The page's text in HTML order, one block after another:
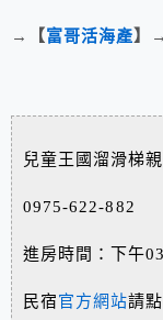
→【富哥活海產】
兒童王國溜滑梯
0975-622-882
進房時間：下午
民宿官方網站請